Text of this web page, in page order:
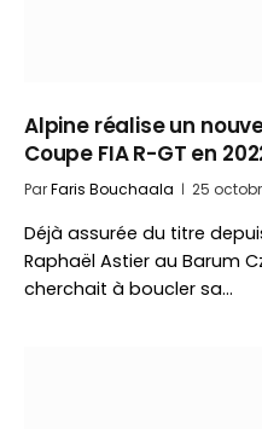
Alpine réalise un
Coupe FIA R-GT en
ParFaris Bouchaala 25
Déjà assurée du titre
Raphaël Astier au Barum
cherchait à boucler sa…